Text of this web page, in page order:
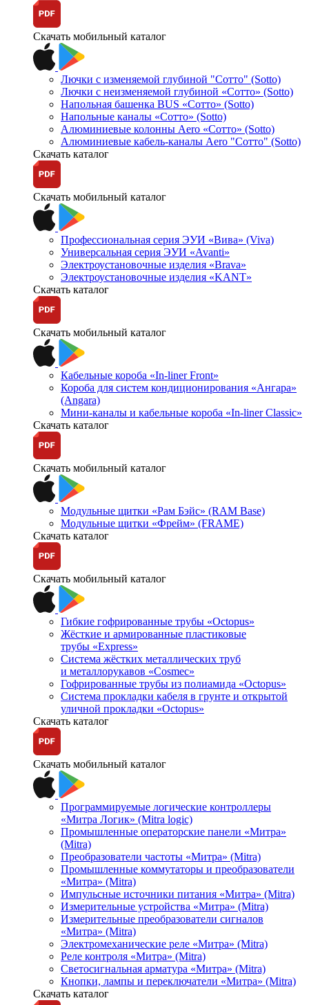
Скачать мобильный каталог
Лючки с изменяемой глубиной "Сотто" (Sotto)
Лючки с неизменяемой глубиной «Сотто» (Sotto)
Напольная башенка BUS «Сотто» (Sotto)
Напольные каналы «Сотто» (Sotto)
Алюминиевые колонны Aero «Сотто» (Sotto)
Алюминиевые кабель-каналы Aero "Сотто" (Sotto)
Скачать каталог
Скачать мобильный каталог
Профессиональная серия ЭУИ «Вива» (Viva)
Универсальная серия ЭУИ «Avanti»
Электроустановочные изделия «Brava»
Электроустановочные изделия «KANT»
Скачать каталог
Скачать мобильный каталог
Кабельные короба «In-liner Front»
Короба для систем кондиционирования «Ангара»
(Angara)
Мини-каналы и кабельные короба «In-liner Classic»
Скачать каталог
Скачать мобильный каталог
Модульные щитки «Рам Бэйс» (RAM Base)
Модульные щитки «Фрейм» (FRAME)
Скачать каталог
Скачать мобильный каталог
Гибкие гофрированные трубы «Octopus»
Жёсткие и армированные пластиковые
трубы «Express»
Система жёстких металлических труб
и металлорукавов «Cosmec»
Гофрированные трубы из полиамида «Octopus»
Система прокладки кабеля в грунте и открытой
уличной прокладки «Octopus»
Скачать каталог
Скачать мобильный каталог
Программируемые логические контроллеры
«Митра Логик» (Mitra logic)
Промышленные операторские панели «Митра»
(Mitra)
Преобразователи частоты «Митра» (Mitra)
Промышленные коммутаторы и преобразователи
«Митра» (Mitra)
Импульсные источники питания «Митра» (Mitra)
Измерительные устройства «Митра» (Mitra)
Измерительные преобразователи сигналов
«Митра» (Mitra)
Электромеханические реле «Митра» (Mitra)
Реле контроля «Митра» (Mitra)
Светосигнальная арматура «Митра» (Mitra)
Кнопки, лампы и переключатели «Митра» (Mitra)
Скачать каталог